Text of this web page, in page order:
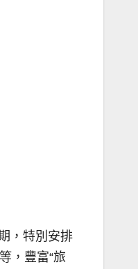
，特別安排
，豐富“旅